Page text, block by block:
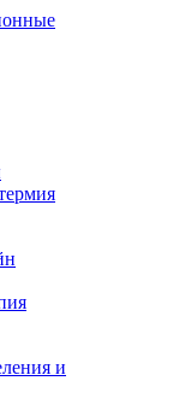
и